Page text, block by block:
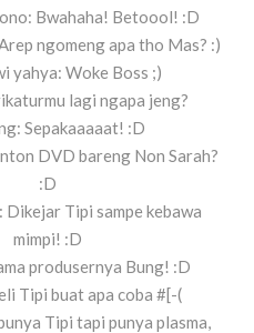
Bwahaha! Betoool! :D
ngomeng apa tho Mas? :)
yahya: Woke Boss ;)
lagi ngapa jeng?
Sepakaaaaat! :D
DVD bareng Non Sarah?
:D
Tipi sampe kebawa
mimpi! :D
produsernya Bung! :D
Tipi buat apa coba #[-(
Tipi tapi punya plasma,